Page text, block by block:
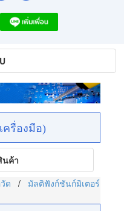
ครื่องมือ)
นค้า
ด /
มัลติฟังก์ชันก์มิเตอร์